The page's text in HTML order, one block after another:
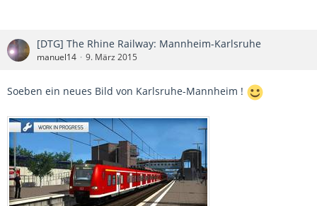
[DTG] The Rhine Railway: Mannheim-Karlsruhe
manuel14 9. März 2015
Soeben ein neues Bild von Karlsruhe-Mannheim !